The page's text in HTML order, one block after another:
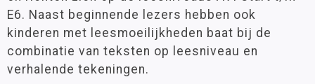
Leesspellen
Prentenboeken
Stenvert
Stripboeken
Materiaalkeuze
Pakket(4)
Strip- en prentenboeken
E6. Naast beginnende lezers hebben ook
kinderen met leesmoeilijkheden baat bij de
combinatie van teksten op leesniveau en
verhalende tekeningen.